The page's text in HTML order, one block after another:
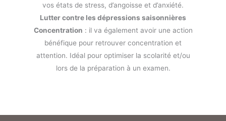
vos états de stress, d’angoisse et d’anxiété.
Lutter contre les dépressions saisonnières
Concentration : il va également avoir une action
bénéfique pour retrouver concentration et
attention. Idéal pour optimiser la scolarité et/ou
lors de la préparation à un examen.